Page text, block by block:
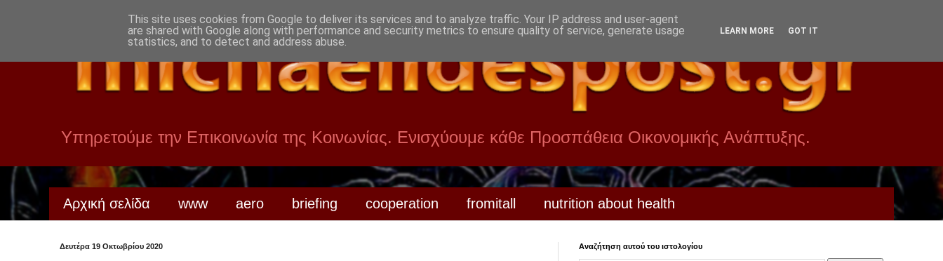
Υπηρετούμε την Επικοινωνία της Κοινωνίας. Ενισχύουμε κάθε Προσπάθεια Οικονομικής Ανάπτυξης.
Αρχική σελίδα www aero briefing cooperation fromitall nutrition about health
Δευτέρα 19 Οκτωβρίου 2020 Αναζήτηση αυτού του ιστολογίου
This site uses cookies from Google to deliver its services and to analyze traffic. Your IP address and user-agent
are shared with Google along with performance and security metrics to ensure quality of service, generate usage
statistics, and to detect and address abuse.
LEARN MORE GOT IT